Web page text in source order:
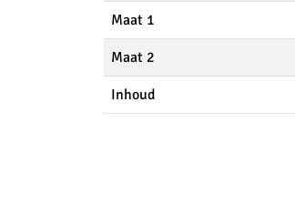
Maat 1
Maat 2
Inhoud